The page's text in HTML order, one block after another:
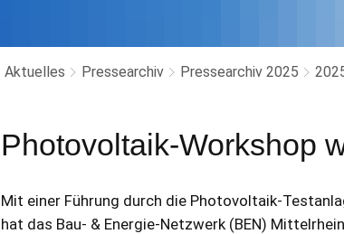
Aktuelles Pressearchiv Pressearchiv 2025
Photovoltaik-Workshop
Mit einer Führung durch die Photovoltaik-
hat das Bau- & Energie-Netzwerk (BEN)